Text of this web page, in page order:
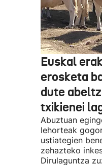
Euskal
erosketa
dute
txikienei
Abuztuan
lehorteak
ustiategien
zehazteko
Dirulaguntza